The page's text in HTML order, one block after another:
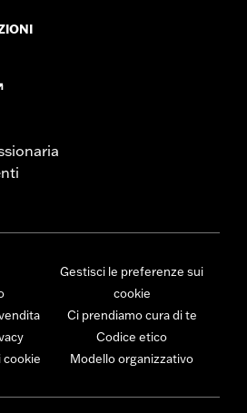
cookie
Gestisci le preferenze sui
cookie
Ci prendiamo cura di te
Codice etico
Modello organizzativo